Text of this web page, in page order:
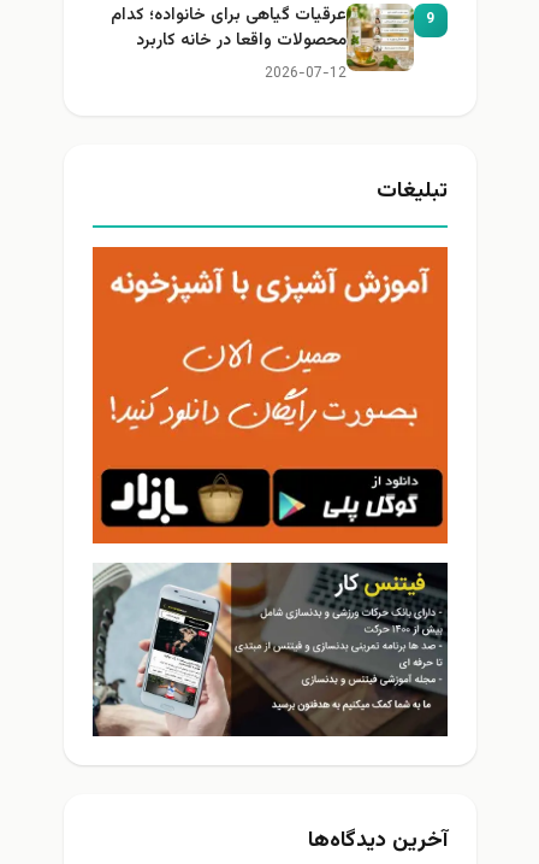
9
عرقیات گیاهی برای خانواده؛ کدام
محصولات واقعا در خانه کاربرد
دارند؟
2026-07-12
تبلیغات
آخرین دیدگاه‌ها